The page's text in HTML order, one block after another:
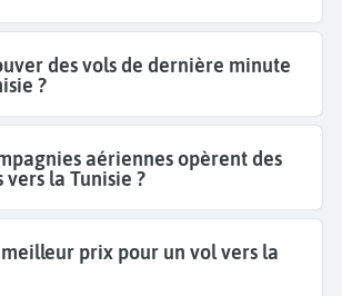
des vols de dernière minute
?
aériennes opèrent des
la Tunisie ?
prix pour un vol vers la